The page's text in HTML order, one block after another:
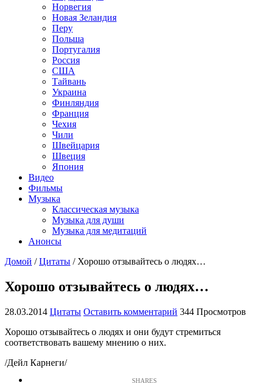
Норвегия
Новая Зеландия
Перу
Польша
Португалия
Россия
США
Тайвань
Украина
Финляндия
Франция
Чехия
Чили
Швейцария
Швеция
Япония
Видео
Фильмы
Музыка
Классическая музыка
Музыка для души
Музыка для медитаций
Анонсы
Домой / Цитаты / Хорошо отзывайтесь о людях…
Хорошо отзывайтесь о людях…
28.03.2014 Цитаты Оставить комментарий 344 Просмотров
Хорошо отзывайтесь о людях и они будут стремиться
соответствовать вашему мнению о них.
/Дейл Карнеги/